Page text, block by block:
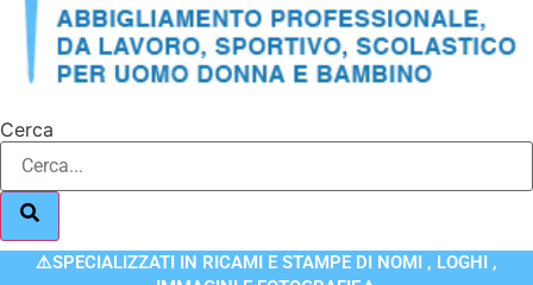
Cerca
⚠️SPECIALIZZATI IN RICAMI E STAMPE DI NOMI , LOGHI ,